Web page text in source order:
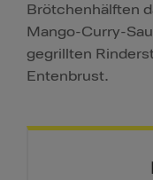
Brötchenhälften
Mango-Curry-
gegrillten
Entenbrust.